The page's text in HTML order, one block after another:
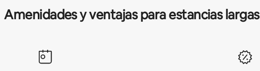
Amenidades y ventajas para estancias largas